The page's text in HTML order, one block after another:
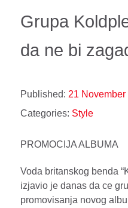
Grupa
da ne bi
Published: 21 November
Categories: Style
PROMOCIJA ALBUMA
Voda britanskog benda
izjavio je danas da ce
promovisanja novog